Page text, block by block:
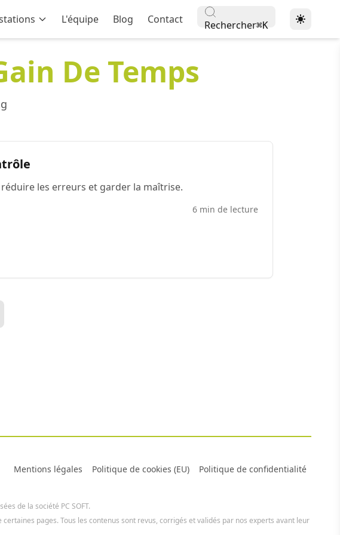
L'équipe Blog Contact Rechercher⌘K
De Temps
les erreurs et garder la maîtrise.
6 min de lecture
Mentions légales Politique de cookies (EU) Politique de confidentialité
de la société PC SOFT.
pages. Tous les contenus sont revus, corrigés et validés par nos experts avant leur